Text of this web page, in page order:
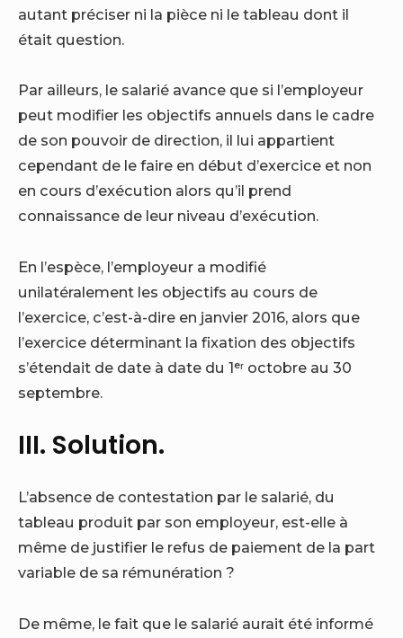
autant préciser ni la pièce ni le tableau dont il
était question.
Par ailleurs, le salarié avance que si l’employeur
peut modifier les objectifs annuels dans le cadre
de son pouvoir de direction, il lui appartient
cependant de le faire en début d’exercice et non
en cours d’exécution alors qu’il prend
connaissance de leur niveau d’exécution.
En l’espèce, l’employeur a modifié
unilatéralement les objectifs au cours de
l’exercice, c’est-à-dire en janvier 2016, alors que
l’exercice déterminant la fixation des objectifs
s’étendait de date à date du 1ᵉʳ octobre au 30
septembre.
III. Solution.
L’absence de contestation par le salarié, du
tableau produit par son employeur, est-elle à
même de justifier le refus de paiement de la part
variable de sa rémunération ?
De même, le fait que le salarié aurait été informé